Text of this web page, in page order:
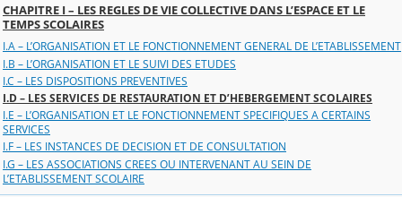
CHAPITRE I – LES REGLES DE VIE COLLECTIVE DANS L’ESPACE ET LE
TEMPS SCOLAIRES
I.A – L’ORGANISATION ET LE FONCTIONNEMENT GENERAL DE L’ETABLISSEMENT
I.B – L’ORGANISATION ET LE SUIVI DES ETUDES
I.C – LES DISPOSITIONS PREVENTIVES
I.D – LES SERVICES DE RESTAURATION ET D’HEBERGEMENT SCOLAIRES
I.E – L’ORGANISATION ET LE FONCTIONNEMENT SPECIFIQUES A CERTAINS
SERVICES
I.F – LES INSTANCES DE DECISION ET DE CONSULTATION
I.G – LES ASSOCIATIONS CREES OU INTERVENANT AU SEIN DE
L’ETABLISSEMENT SCOLAIRE